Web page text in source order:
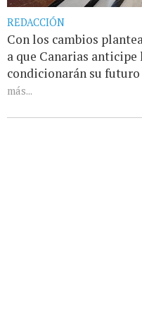
REDACCIÓN
Con los cambios
a que Canarias anticipe
condicionarán su futuro
más...